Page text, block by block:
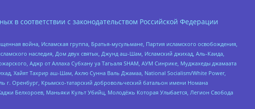
в соответствии с законодательством Российской Федерации
война, Исламская группа, Братья-мусульмане, Партия исламского освобождения,
наследия, Дом двух святых, Джунд аш-Шам, Исламский джихад, Аль-Каида,
Аджр от Аллаха Субхану уа Тагьаля SHAM, АУМ Синрике, Муджахеды джамаата
Хайят Тахрир аш-Шам, Ахлю Сунна Валь Джамаа, National Socialism/White Power,
г. Оренбург, Крымско-татарский добровольческий батальон имени Номана
Белхороев, Маньяки Культ Убийц, Молодёжь Которая Улыбается, Легион Свобода